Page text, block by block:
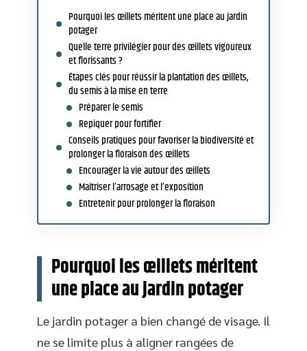
Pourquoi les œillets méritent une place au jardin
potager
Quelle terre privilégier pour des œillets vigoureux
et florissants ?
Étapes clés pour réussir la plantation des œillets,
du semis à la mise en terre
Préparer le semis
Repiquer pour fortifier
Conseils pratiques pour favoriser la biodiversité et
prolonger la floraison des œillets
Encourager la vie autour des œillets
Maîtriser l’arrosage et l’exposition
Entretenir pour prolonger la floraison
Pourquoi les œillets méritent
une place au jardin potager
Le jardin potager a bien changé de visage. Il
ne se limite plus à aligner rangées de